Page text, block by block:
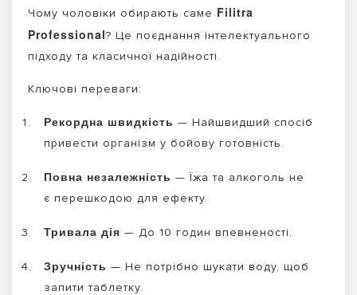
Чому чоловіки обирають саме Filitra
Professional? Це поєднання інтелектуального
підходу та класичної надійності.
Ключові переваги:
Рекордна швидкість — Найшвидший спосіб
привести організм у бойову готовність.
Повна незалежність — Їжа та алкоголь не
є перешкодою для ефекту.
Тривала дія — До 10 годин впевненості.
Зручність — Не потрібно шукати воду, щоб
запити таблетку.